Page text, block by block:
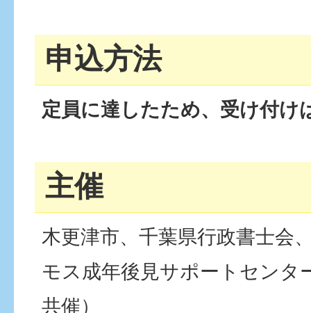
申込方法
定員に達したため、受け付け
主催
木更津市、千葉県行政書士会
モス成年後見サポートセンタ
共催）